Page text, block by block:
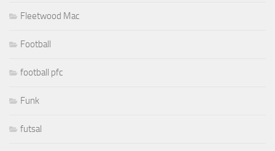
Fleetwood Mac
Football
football pfc
Funk
futsal